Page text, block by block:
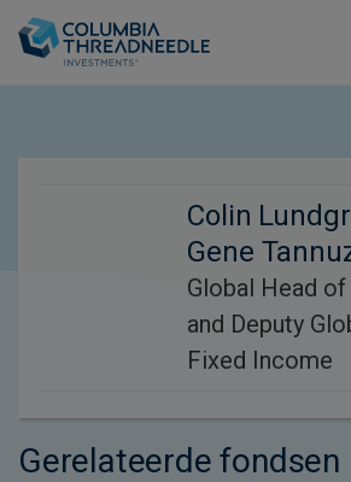
Colin
Gene
Global Head
and Deputy
Fixed Income
Gerelateerde fondsen